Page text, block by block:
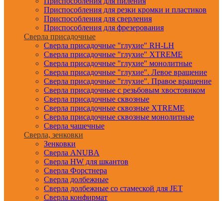
Приспособления для резки кромки и пластиков
Приспособления для сверления
Приспособления для фрезерования
Сверла присадочные
Сверла присадочные "глухие" RH-LH
Сверла присадочные "глухие" XTREME
Сверла присадочные "глухие" монолитные
Сверла присадочные "глухие". Левое вращение
Сверла присадочные "глухие". Правое вращение
Сверла присадочные с резьбовым хвостовиком
Сверла присадочные сквозные
Сверла присадочные сквозные XTREME
Сверла присадочные сквозные монолитные
Сверла чашечные
Сверла, зенковки
Зенковки
Сверла ANUBA
Сверла HW для шкантов
Сверла Форстнера
Сверла долбежные
Сверла долбежные со стамеской для JET
Сверла конфирмат